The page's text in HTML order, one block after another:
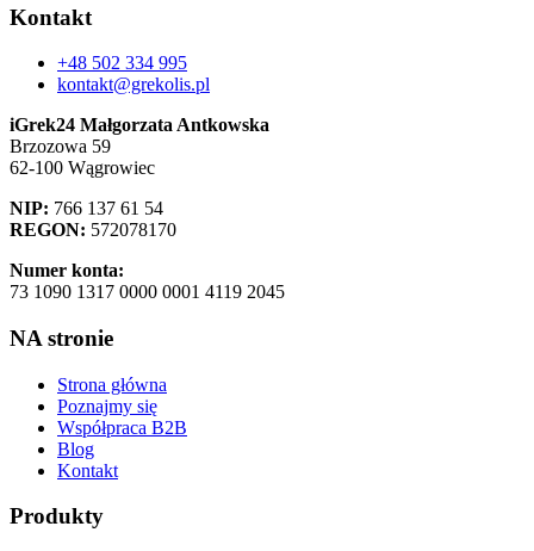
Kontakt
+48 502 334 995
kontakt@grekolis.pl
iGrek24 Małgorzata Antkowska
Brzozowa 59
62-100 Wągrowiec
NIP: 766 137 61 54
REGON: 572078170
Numer konta:
73 1090 1317 0000 0001 4119 2045
NA stronie
Strona główna
Poznajmy się
Współpraca B2B
Blog
Kontakt
Produkty